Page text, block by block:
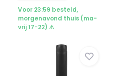
Voor 23:59 besteld,
morgenavond thuis (ma-
vrij 17-22) ⚠